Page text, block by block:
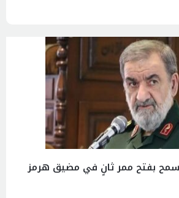
بفتح ممر ثانٍ في مضيق هرمز